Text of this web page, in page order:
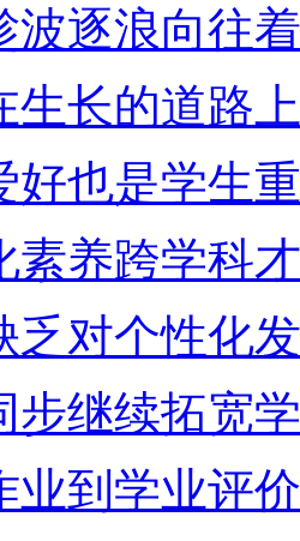
波逐浪向往
生长的道路
好也是学生
素养跨学科
乏对个性化
步继续拓宽
业到学业评